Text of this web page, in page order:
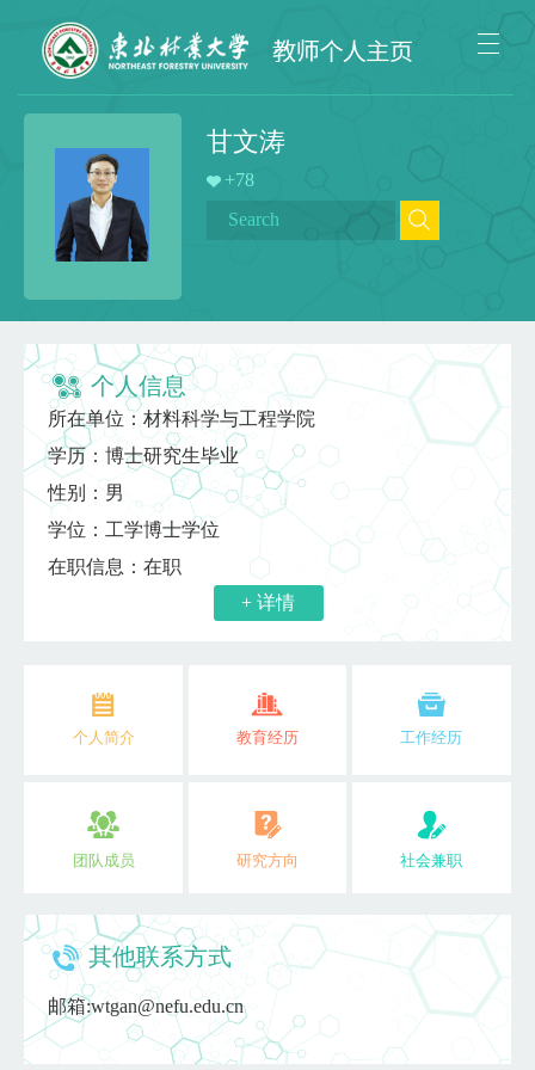
甘文涛
+78
个人信息
所在单位：材料科学与工程学院
学历：博士研究生毕业
性别：男
学位：工学博士学位
在职信息：在职
+ 详情
个人简介 教育经历 工作经历
团队成员 研究方向 社会兼职
其他联系方式
邮箱:wtgan@nefu.edu.cn